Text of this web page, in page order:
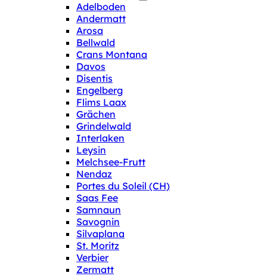
Adelboden
Andermatt
Arosa
Bellwald
Crans Montana
Davos
Disentis
Engelberg
Flims Laax
Grächen
Grindelwald
Interlaken
Leysin
Melchsee-Frutt
Nendaz
Portes du Soleil (CH)
Saas Fee
Samnaun
Savognin
Silvaplana
St. Moritz
Verbier
Zermatt